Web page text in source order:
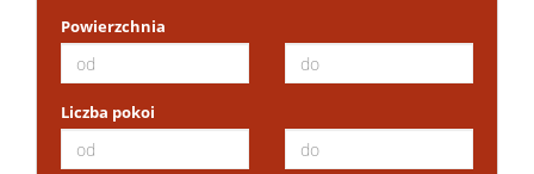
Dzialki
Powierzchnia
Liczba pokoi